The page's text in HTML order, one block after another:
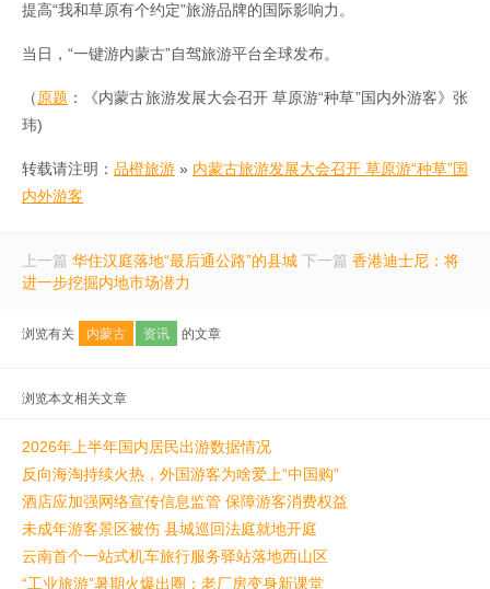
提高“我和草原有个约定”旅游品牌的国际影响力。
当日，“一键游内蒙古”自驾旅游平台全球发布。
（原题 ：《内蒙古旅游发展大会召开 草原游“种草”国内外游客》张
玮)
转载请注明： 品橙旅游 » 内蒙古旅游发展大会召开 草原游“种草”国
内外游客
上一篇 华住汉庭落地“最后通公路”的县城 下一篇 香港迪士尼：将
进一步挖掘内地市场潜力
浏览有关 内蒙古 资讯 的文章
浏览本文相关文章
2026年上半年国内居民出游数据情况
反向海淘持续火热，外国游客为啥爱上“中国购”
酒店应加强网络宣传信息监管 保障游客消费权益
未成年游客景区被伤 县城巡回法庭就地开庭
云南首个一站式机车旅行服务驿站落地西山区
“工业旅游”暑期火爆出圈：老厂房变身新课堂